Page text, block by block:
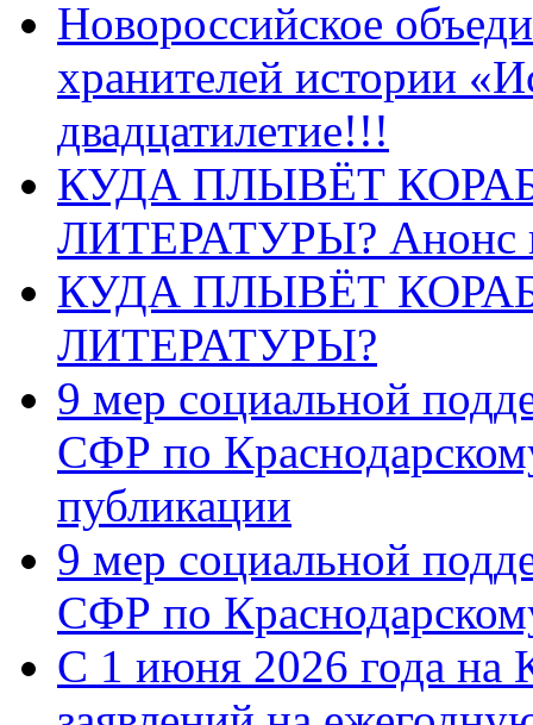
Новороссийское
хранителей истории
двадцатилетие!!!
КУДА ПЛЫВЁТ
ЛИТЕРАТУРЫ? Анонс
КУДА ПЛЫВЁТ
ЛИТЕРАТУРЫ?
9 мер социальной
СФР по
публикации
9 мер социальной
СФР по
С 1 июня 2026 года на